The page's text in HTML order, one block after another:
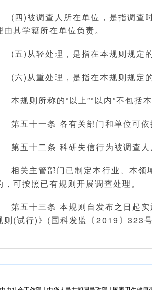
(四)被调查人所在单位，是指调查
由其学籍所在单位负责。
(五)从轻处理，是指在本规则规定
(六)从重处理，是指在本规则规定
本规则所称的“以上”“以内”不包括
第五十一条 各有关部门和单位可
第五十二条 科研失信行为被调查
相关主管部门已制定本行业、本
，可按照已有规则开展调查处理。
第五十三条 本规则自发布之日起
则(试行)》(国科发监〔2019〕323